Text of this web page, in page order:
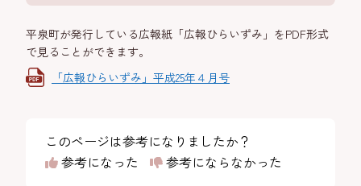
平泉町が発行している広報紙「広報ひらいずみ」をPDF形式
で見ることができます。
「広報ひらいずみ」平成25年４月号
このページは参考になりましたか？
参考になった
参考にならなかった